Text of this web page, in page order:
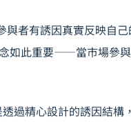
與者有誘因真實反映自
如此重要——當市場參
過精心設計的誘因結構